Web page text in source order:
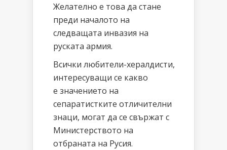
Желателно е това да стане
преди началото на
следващата инвазия на
руската армия.
Всички любители-хералдисти,
интересуващи се какво
е значението на
сепаратистките отличителни
знаци, могат да се свържат с
Министерството на
отбраната на Русия.